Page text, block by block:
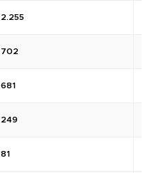
2.255
702
681
249
81